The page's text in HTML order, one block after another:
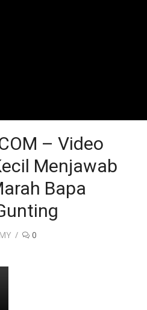
– Video
Menjawab
Bapa
0